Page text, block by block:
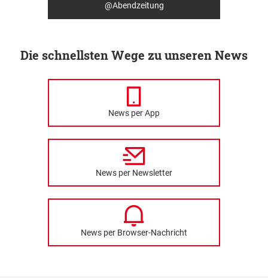
@Abendzeitung
Die schnellsten Wege zu unseren News
News per App
News per Newsletter
News per Browser-Nachricht